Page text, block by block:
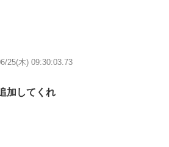
25(木) 09:30:03.73
加してくれ